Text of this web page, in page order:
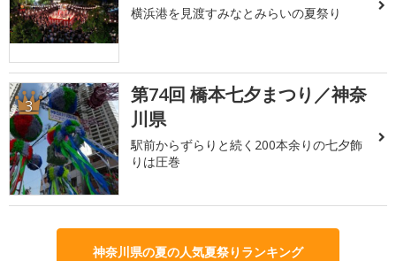
横浜港を見渡すみなとみらいの夏祭り
3
第74回 橋本七夕まつり／神奈
川県
駅前からずらりと続く200本余りの七夕飾
りは圧巻
神奈川県の夏の人気夏祭りランキング